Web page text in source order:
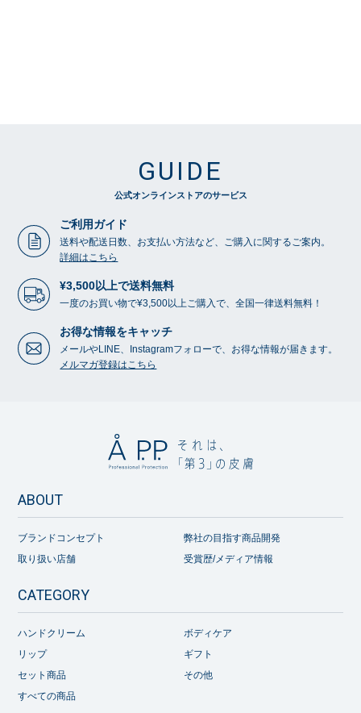
GUIDE
公式オンラインストアのサービス
ご利用ガイド
送料や配送日数、お支払い方法など、ご購入に関するご案内。
詳細はこちら
¥3,500以上で送料無料
一度のお買い物で¥3,500以上ご購入で、全国一律送料無料！
お得な情報をキャッチ
メールやLINE、Instagramフォローで、お得な情報が届きます。
メルマガ登録はこちら
ABOUT
ブランドコンセプト
弊社の目指す商品開発
取り扱い店舗
受賞歴/メディア情報
CATEGORY
ハンドクリーム
ボディケア
リップ
ギフト
セット商品
その他
すべての商品